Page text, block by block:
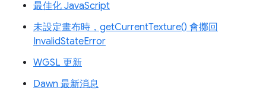
最佳化 JavaScript
未設定畫布時，getCurrentTexture() 會擲回
InvalidStateError
WGSL 更新
Dawn 最新消息